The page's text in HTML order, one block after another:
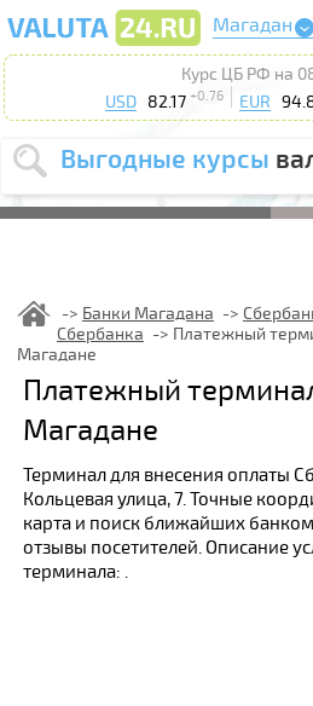
Магадан
Курс ЦБ РФ на
USD
82.17 +0.76 EUR
Выгодные курсы
Выберите
USD
курс от
Выберите
действие
Банки Магадана
Сбербанка
Платежный
Магадане
Платежный
Магадане
Терминал для внесения оплаты
Кольцевая улица, 7. Точные
карта и поиск ближайших
отзывы посетителей. Описание
терминала: .